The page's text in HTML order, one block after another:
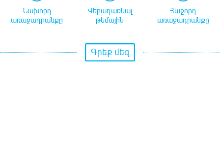
Նախորդ
առաջադրանքը
Վերադառնալ
թեմային
Հաջորդ
առաջադրանքը
Գրեք մեզ